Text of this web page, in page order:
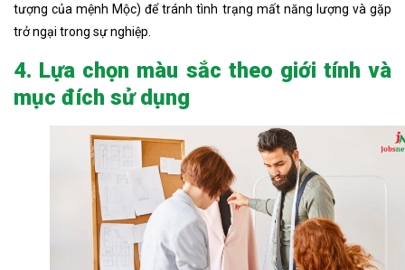
tượng của mệnh Mộc) để tránh tình trạng mất năng lượng và gặp
trở ngại trong sự nghiệp.
4. Lựa chọn màu sắc theo giới tính và
mục đích sử dụng